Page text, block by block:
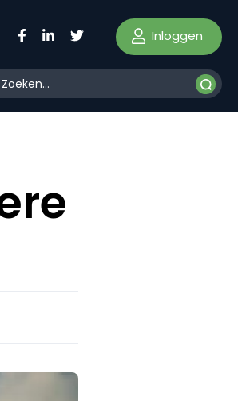
Inloggen